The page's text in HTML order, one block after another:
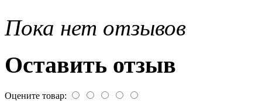
Пока нет отзывов
Оставить отзыв
Оцените товар: